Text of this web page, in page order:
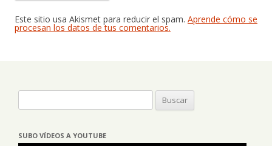
Este sitio usa Akismet para reducir el spam. Aprende cómo se
procesan los datos de tus comentarios.
SUBO VÍDEOS A YOUTUBE